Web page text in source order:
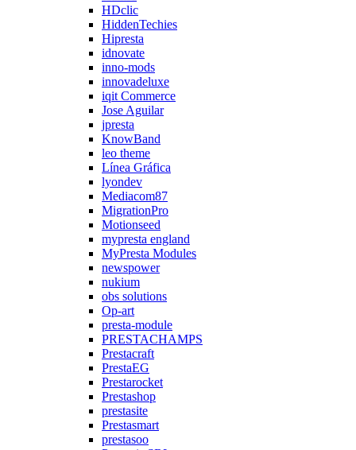
HDclic
HiddenTechies
Hipresta
idnovate
inno-mods
innovadeluxe
iqit Commerce
Jose Aguilar
jpresta
KnowBand
leo theme
Línea Gráfica
lyondev
Mediacom87
MigrationPro
Motionseed
mypresta england
MyPresta Modules
newspower
nukium
obs solutions
Op-art
presta-module
PRESTACHAMPS
Prestacraft
PrestaEG
Prestarocket
Prestashop
prestasite
Prestasmart
prestasoo